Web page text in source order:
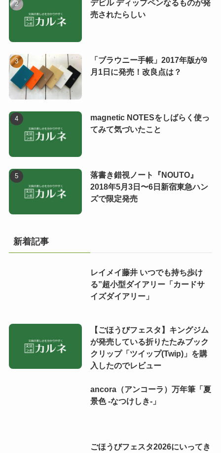
デビル ディップペンなるものが発
売されたらしい
「ブラウニー手帳」2017年版が9
月1日に発売！改良点は？
magnetic NOTESをしばらく使っ
てみて気づいたこと
落書き錯視ノート『NOUTO』
2018年5月3日〜6日新宿東急ハン
ズで限定発売
新着記事
レイメイ藤井 いつでも持ち歩け
る”超小型ダイアリー「カードサ
イズダイアリー」
【ごほうびフェスタ】キングジム
が発売している折りたたみブック
クリップ「ツイップ(Twip)」を購
入したのでレビュー
ancora（アンコーラ）万年筆「夏
景色 -なつけしき-」
ごほうびフェスタ2026にいってき